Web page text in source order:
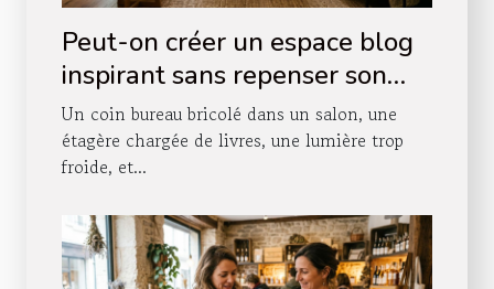
Peut-on créer un espace blog
inspirant sans repenser son
agencement intérieur ?
Un coin bureau bricolé dans un salon, une
étagère chargée de livres, une lumière trop
froide, et...